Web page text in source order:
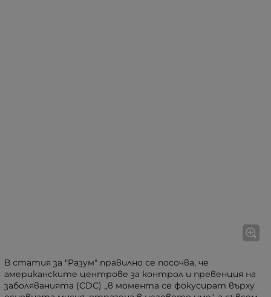
В статия за "Разум" правилно се посочва, че
американските центрове за контрол и превенция на
заболяванията (CDC) ,,в момента се фокусират върху